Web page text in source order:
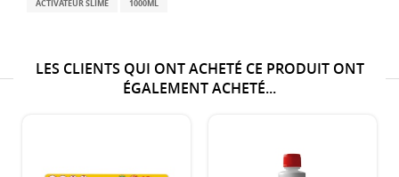
ACTIVATEUR SLIME
1000ML
LES CLIENTS QUI ONT ACHETÉ CE PRODUIT ONT
ÉGALEMENT ACHETÉ...